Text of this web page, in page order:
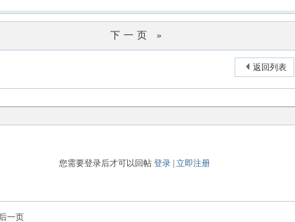
下一页 »
返回列表
您需要登录后才可以回帖 登录| 立即注册
一页